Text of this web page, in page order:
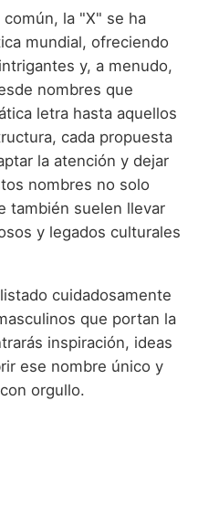
empiezan por N
empiezan por O
empiezan por P
empiezan por Q
empiezan por R
empiezan por S
empiezan por T
empiezan por V
empiezan por W
empiezan por Z
Navarros
Riojanos
Valencianos
Vascos
Marroquíes
Portugueses
Rumanos
Rusos
Suecos
la "X" se ha
mundial, ofreciendo
y, a menudo,
nombres que
letra hasta aquellos
cada propuesta
la atención y dejar
nombres no solo
también suelen llevar
y legados culturales
cuidadosamente
que portan la
inspiración, ideas
ese nombre único y
orgullo.